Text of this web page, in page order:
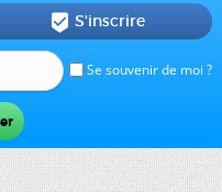
Se souvenir de moi ?
 S'inscrire